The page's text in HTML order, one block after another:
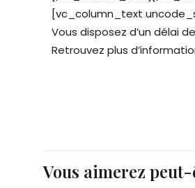
[vc_column_text
Vous disposez d’un délai
Retrouvez plus
Vous aimerez